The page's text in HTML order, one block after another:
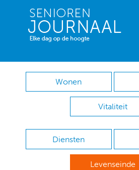
Wonen
Vitaliteit
Diensten
Levenseinde